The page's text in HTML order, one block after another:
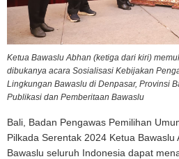
Ketua Bawaslu Abhan (ketiga dari kiri)
dibukanya acara Sosialisasi Kebijakan
Lingkungan Bawaslu di Denpasar, Provinsi
Publikasi dan Pemberitaan Bawaslu
Bali, Badan Pengawas Pemilihan
Pilkada Serentak 2024 Ketua
Bawaslu seluruh Indonesia dapat